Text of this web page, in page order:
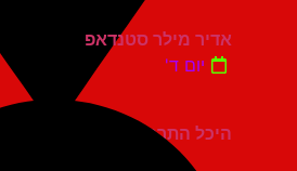
היכל התרבות כפר סבא
אדיר מילר סטנדאפ
יום ד'